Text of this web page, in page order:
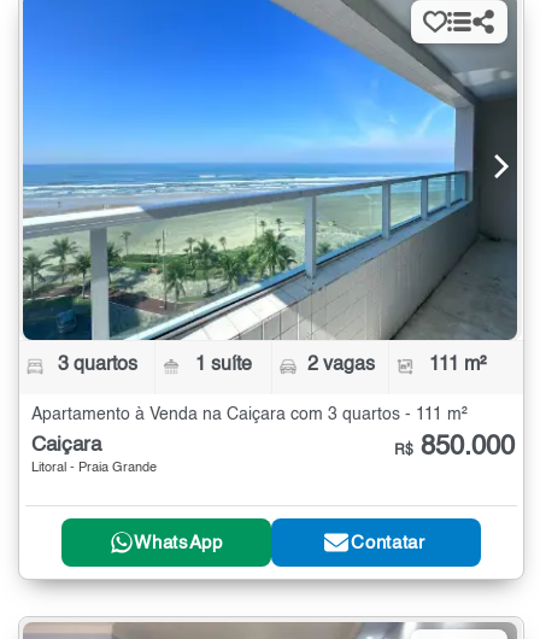
3 quartos 1 suíte 2 vagas 111 m²
Apartamento à Venda na Caiçara com 3 quartos - 111 m²
Caiçara
Litoral - Praia Grande
R$ 850.000
WhatsApp Contatar